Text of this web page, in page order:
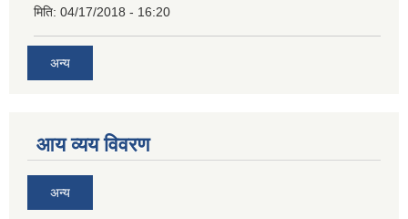
मिति: 04/17/2018 - 16:20
अन्य
आय व्यय विवरण
अन्य